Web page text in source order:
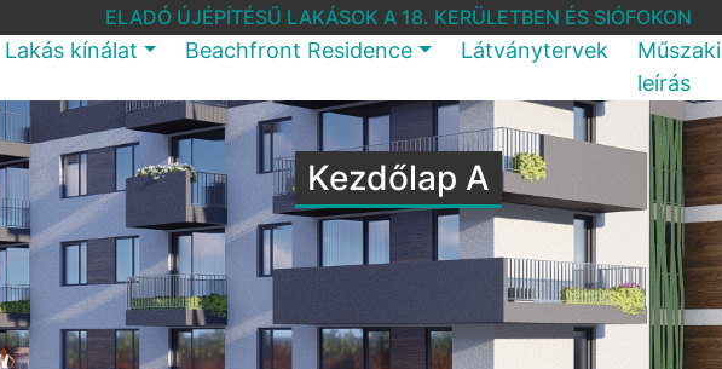
ELADÓ ÚJÉPÍTÉSŰ LAKÁSOK A 18. KERÜLETBEN ÉS SIÓFOKON
Lakás kínálat Beachfront Residence Látványtervek
Műszaki
leírás
Kezdőlap A